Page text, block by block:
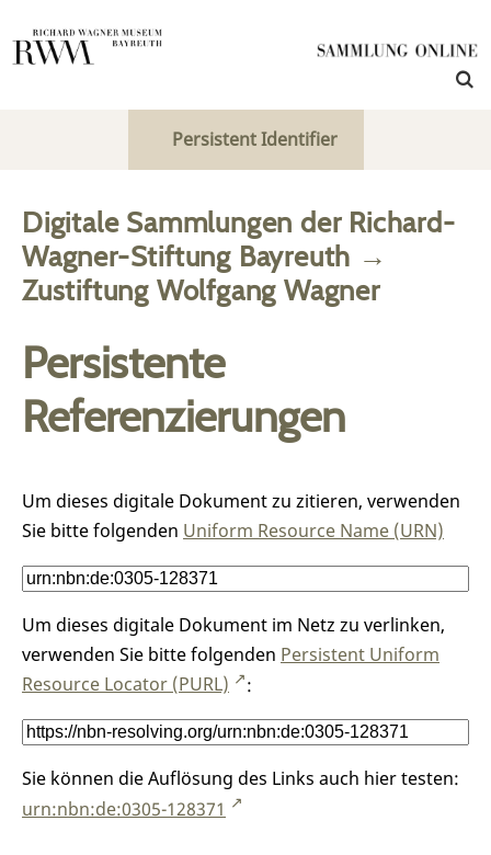
Persistent Identifier
Digitale Sammlungen der Richard-
Wagner-Stiftung Bayreuth →
Zustiftung Wolfgang Wagner
Persistente
Referenzierungen
Um dieses digitale Dokument zu zitieren, verwenden
Sie bitte folgenden Uniform Resource Name (URN)
Um dieses digitale Dokument im Netz zu verlinken,
verwenden Sie bitte folgenden Persistent Uniform
Resource Locator (PURL)
:
Sie können die Auflösung des Links auch hier testen:
urn:nbn:de:0305-128371